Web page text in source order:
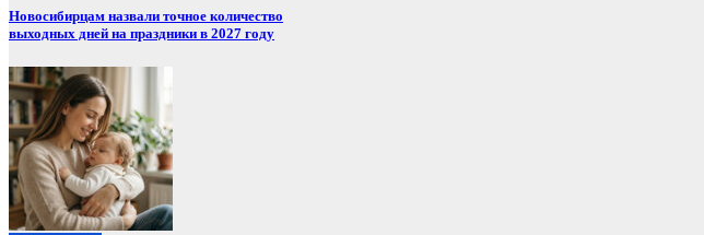
Новосибирцам назвали точное количество
выходных дней на праздники в 2027 году